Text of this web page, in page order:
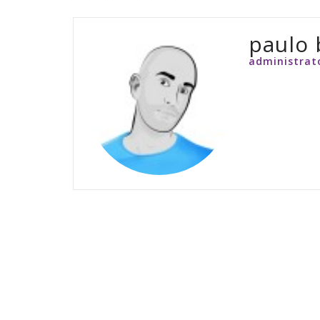
paulo